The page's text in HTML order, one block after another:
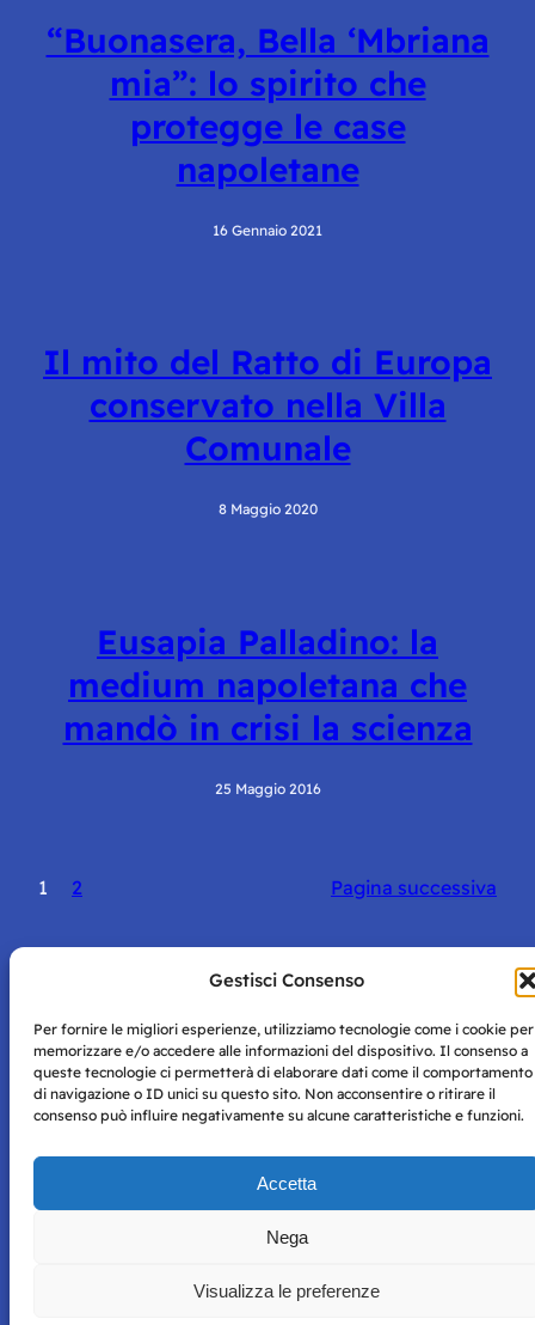
Gestisci Consenso
Per fornire le migliori esperienze, utilizziamo tecnologie come i cookie per
memorizzare e/o accedere alle informazioni del dispositivo. Il consenso a
queste tecnologie ci permetterà di elaborare dati come il comportamento
di navigazione o ID unici su questo sito. Non acconsentire o ritirare il
consenso può influire negativamente su alcune caratteristiche e funzioni.
Accetta
Nega
Visualizza le preferenze
“Buonasera, Bella ‘Mbriana
mia”: lo spirito che
protegge le case
napoletane
16 Gennaio 2021
Il mito del Ratto di Europa
conservato nella Villa
Comunale
8 Maggio 2020
Eusapia Palladino: la
medium napoletana che
mandò in crisi la scienza
25 Maggio 2016
1 2 Pagina successiva
Storie di Napoli è una testata registrata presso il tribunale di
Napoli con autorizzazione numero 38 del 25/9/2019.
Tutte le immagini e i contenuti su questo sito sono forniti
per mero scopo didattico e informativo.
perseguito secondo i termini di legge. Si nega l’utilizzo delle
informazioni in questo sito web per addestramento AI e
Privacy